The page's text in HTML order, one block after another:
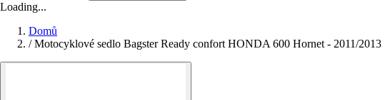
Loading...
Domů
/ Motocyklové sedlo Bagster Ready confort HONDA 600 Hornet - 2011/2013